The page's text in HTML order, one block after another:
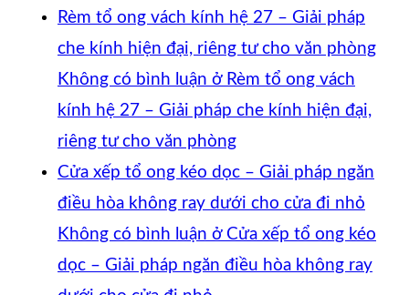
Rèm tổ ong vách kính hệ 27 – Giải pháp
che kính hiện đại, riêng tư cho văn phòng
Không có bình luận ở Rèm tổ ong vách
kính hệ 27 – Giải pháp che kính hiện đại,
riêng tư cho văn phòng
Cửa xếp tổ ong kéo dọc – Giải pháp ngăn
điều hòa không ray dưới cho cửa đi nhỏ
Không có bình luận ở Cửa xếp tổ ong kéo
dọc – Giải pháp ngăn điều hòa không ray